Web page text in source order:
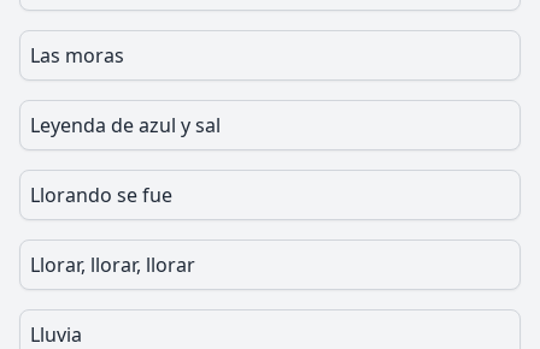
Las moras
Leyenda de azul y sal
Llorando se fue
Llorar, llorar, llorar
Lluvia